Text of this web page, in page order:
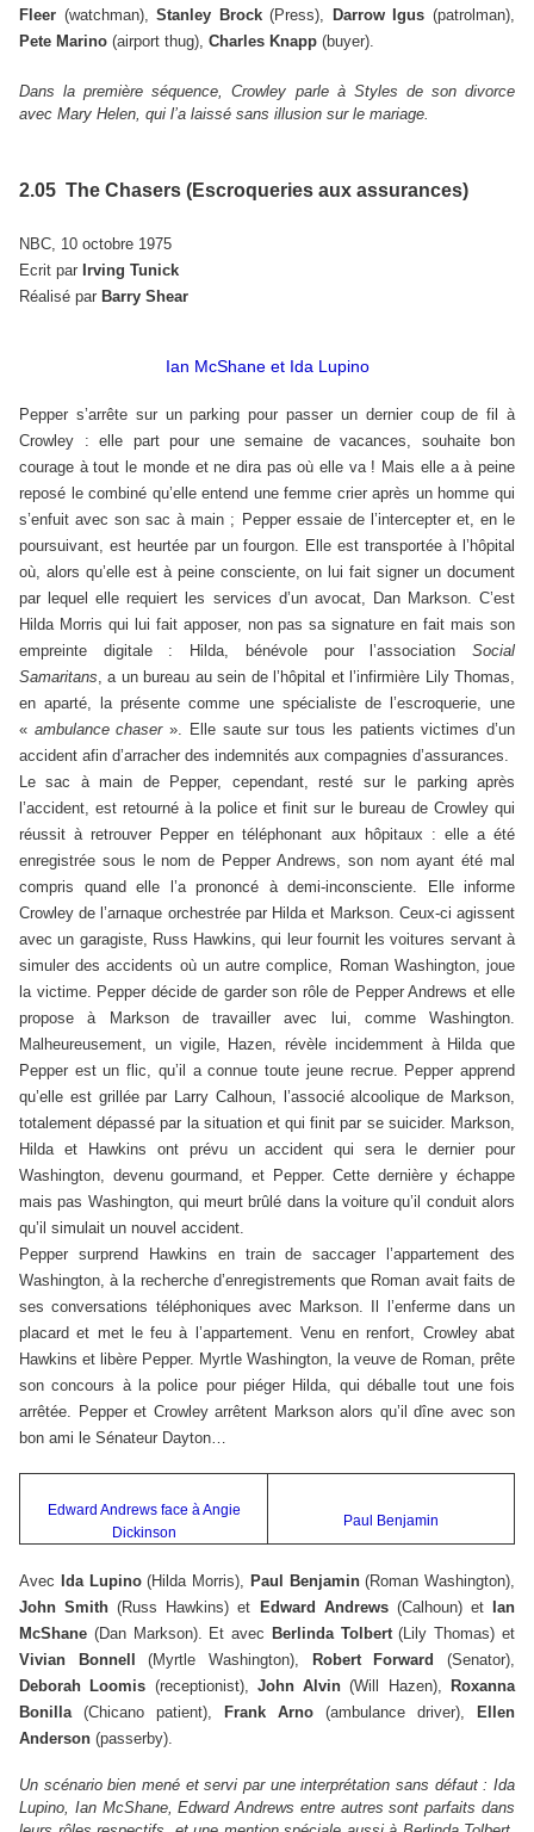
Fleer (watchman),Stanley Brock(Press), Darrow Igus(patrolman),
Pete Marino (airport thug), Charles Knapp (buyer).
Dans la première séquence, Crowley parle à Styles de son divorce
avec Mary Helen, qui l’a laissé sans illusion sur le mariage.
2.05 The Chasers (Escroqueries aux assurances)
NBC, 10 octobre 1975
Ecrit par Irving Tunick
Réalisé par Barry Shear
Ian McShane et Ida Lupino
Pepper s’arrête sur un parking pour passer un dernier coup de fil à
Crowley : elle part pour une semaine de vacances, souhaite bon
courage à tout le monde et ne dira pas où elle va ! Mais elle a à peine
reposé le combiné qu’elle entend une femme crier après un homme qui
s’enfuit avec son sac à main ; Pepper essaie de l’intercepter et, en le
poursuivant, est heurtée par un fourgon. Elle est transportée à l’hôpital
où, alors qu’elle est à peine consciente, on lui fait signer un document
par lequel elle requiert les services d’un avocat, Dan Markson. C’est
Hilda Morris qui lui fait apposer, non pas sa signature en fait mais son
empreinte digitale : Hilda, bénévole pour l’association Social
Samaritans, a un bureau au sein de l’hôpital et l’infirmière Lily Thomas,
en aparté, la présente comme une spécialiste de l’escroquerie, une
« ambulance chaser». Elle saute sur tous les patients victimes d’un
accident afin d’arracher des indemnités aux compagnies d’assurances.
Le sac à main de Pepper, cependant, resté sur le parking après
l’accident, est retourné à la police et finit sur le bureau de Crowley qui
réussit à retrouver Pepper en téléphonant aux hôpitaux : elle a été
enregistrée sous le nom de Pepper Andrews, son nom ayant été mal
compris quand elle l’a prononcé à demi-inconsciente. Elle informe
Crowley de l’arnaque orchestrée par Hilda et Markson. Ceux-ci agissent
avec un garagiste, Russ Hawkins, qui leur fournit les voitures servant à
simuler des accidents où un autre complice, Roman Washington, joue
la victime. Pepper décide de garder son rôle de Pepper Andrews et elle
propose à Markson de travailler avec lui, comme Washington.
Malheureusement, un vigile, Hazen, révèle incidemment à Hilda que
Pepper est un flic, qu’il a connue toute jeune recrue. Pepper apprend
qu’elle est grillée par Larry Calhoun, l’associé alcoolique de Markson,
totalement dépassé par la situation et qui finit par se suicider. Markson,
Hilda et Hawkins ont prévu un accident qui sera le dernier pour
Washington, devenu gourmand, et Pepper. Cette dernière y échappe
mais pas Washington, qui meurt brûlé dans la voiture qu’il conduit alors
qu’il simulait un nouvel accident.
Pepper surprend Hawkins en train de saccager l’appartement des
Washington, à la recherche d’enregistrements que Roman avait faits de
ses conversations téléphoniques avec Markson. Il l’enferme dans un
placard et met le feu à l’appartement. Venu en renfort, Crowley abat
Hawkins et libère Pepper. Myrtle Washington, la veuve de Roman, prête
son concours à la police pour piéger Hilda, qui déballe tout une fois
arrêtée. Pepper et Crowley arrêtent Markson alors qu’il dîne avec son
bon ami le Sénateur Dayton…
Edward Andrews face à Angie
Dickinson
Paul Benjamin
Avec Ida Lupino(Hilda Morris), Paul Benjamin(Roman Washington),
John Smith(Russ Hawkins) et Edward Andrews (Calhoun) et
Ian
McShane (Dan Markson). Et avec Berlinda Tolbert(Lily Thomas) et
Vivian Bonnell(Myrtle Washington), Robert Forward(Senator),
Deborah Loomis (receptionist), John Alvin(Will Hazen),
Roxanna
Bonilla (Chicano patient), Frank Arno (ambulance driver),
Ellen
Anderson (passerby).
Un scénario bien mené et servi par une interprétation sans défaut : Ida
Lupino, Ian McShane, Edward Andrews entre autres sont parfaits dans